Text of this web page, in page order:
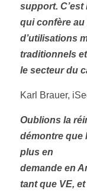
support.
qui confère
d’utilisations
traditionnels
le secteur du
Karl Brauer,
Oublions la
démontre que
plus en
demande en
tant que VE,